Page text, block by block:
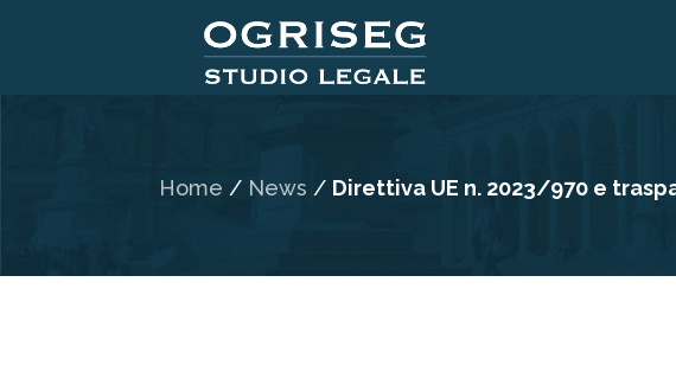
Home / News / Direttiva UE n. 2023/970 e